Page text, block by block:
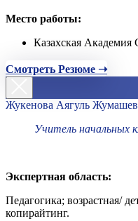
Место работы:
Казахская
Смотреть Резюме ➝
Жукенова Аягуль
Учитель начальных
Экспертная область:
Педагогика; возрастная/
копирайтинг.